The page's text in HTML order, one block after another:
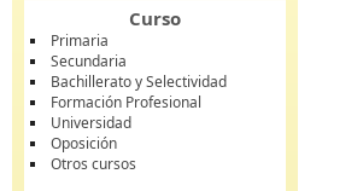
Curso
Primaria
Secundaria
Bachillerato y Selectividad
Formación Profesional
Universidad
Oposición
Otros cursos